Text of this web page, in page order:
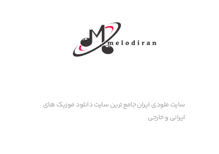
سایت ملودی ایران جامع ترین سایت دانلود موزیک های
ایرانی و خارجی